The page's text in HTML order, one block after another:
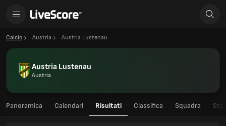
Calcio Austria Austria Lustenau
Austria Lustenau
Austria
Panoramica Calendari Risultati Classifica Squadra